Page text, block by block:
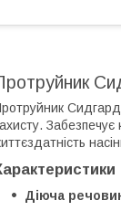
Сидгард
Забезпечує
Діюча